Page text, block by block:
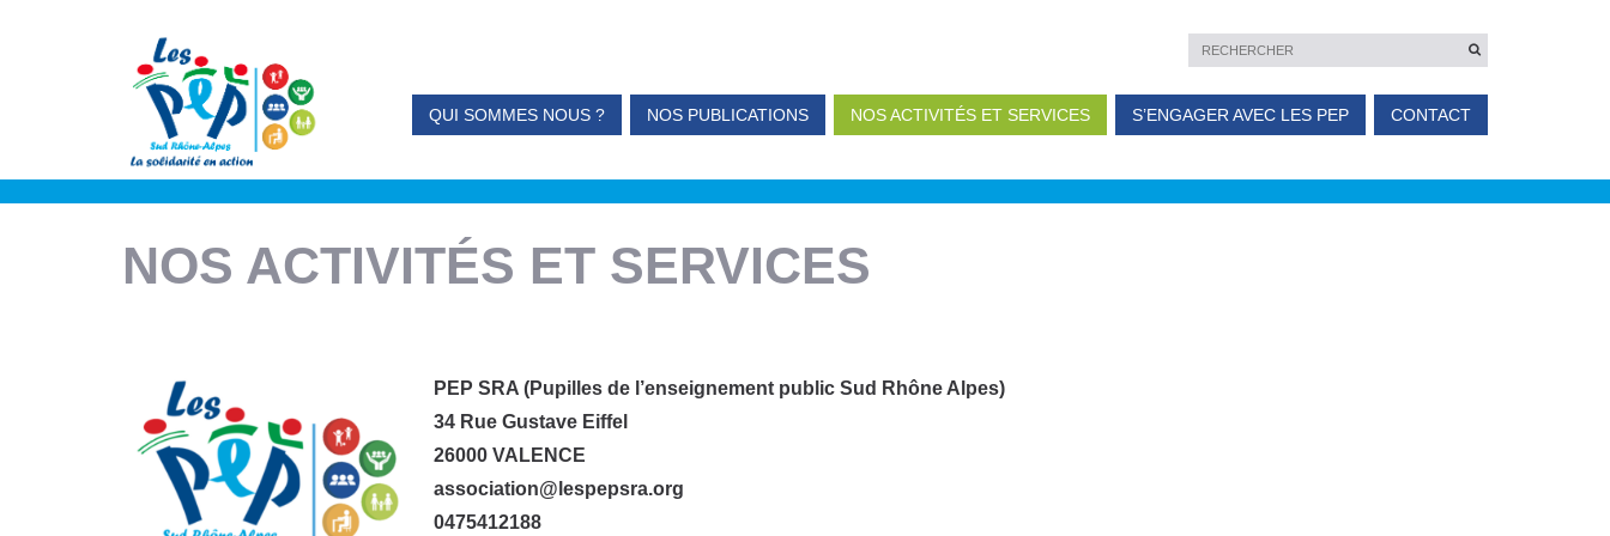
QUI SOMMES NOUS ? NOS PUBLICATIONS NOS ACTIVITÉS ET SERVICES S’ENGAGER AVEC LES PEP CONTACT
Accueil»Nos activités et services
NOS ACTIVITÉS ET SERVICES
PEP SRA (Pupilles de l’enseignement public Sud Rhône Alpes)
34 Rue Gustave Eiffel
26000 VALENCE
association@lespepsra.org
0475412188